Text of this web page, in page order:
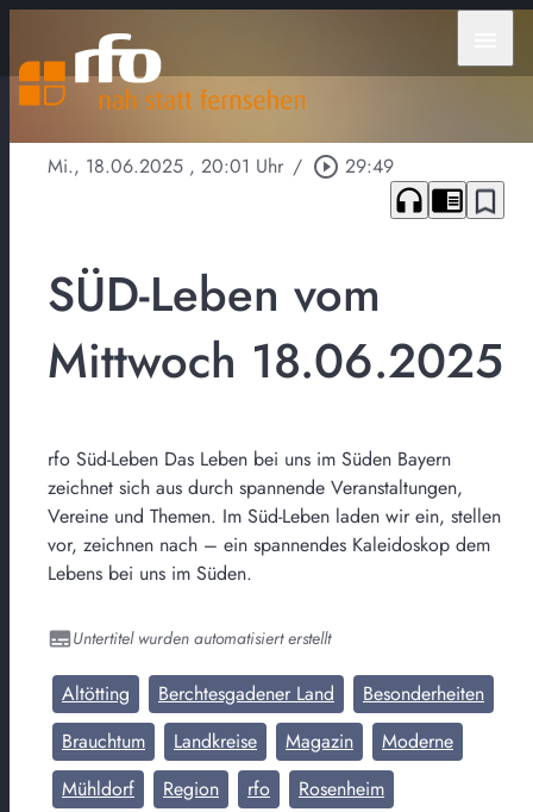
Mi., 18.06.2025 , 20:01 Uhr / play_circle_outline 29:49
headphones chrome_reader_mode bookmark_border
SÜD-Leben vom
Mittwoch 18.06.2025
rfo Süd-Leben Das Leben bei uns im Süden Bayern
zeichnet sich aus durch spannende Veranstaltungen,
Vereine und Themen. Im Süd-Leben laden wir ein, stellen
vor, zeichnen nach – ein spannendes Kaleidoskop dem
Lebens bei uns im Süden.
Untertitel wurden automatisiert erstellt
Altötting Berchtesgadener Land
Besonderheiten
Brauchtum
Landkreise Magazin
Moderne
Mühldorf
Region rfo
Rosenheim